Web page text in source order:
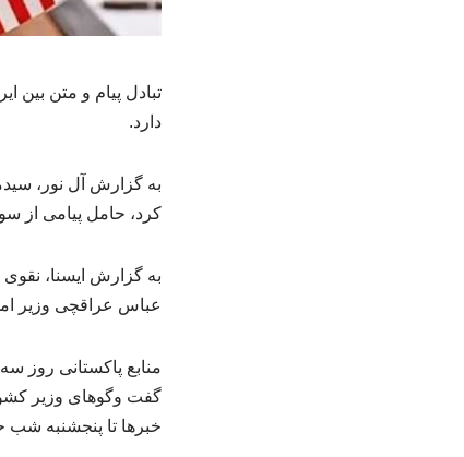
تبادل پیام و متن بین
دارد.
به گزارش آل نور،
کرد، حامل پیامی از
به گزارش ایسنا،
عباس عراقچی وزیر
منابع پاکستانی روز
گفت وگوهای وزیر
خبرها تا پنجشنبه شب